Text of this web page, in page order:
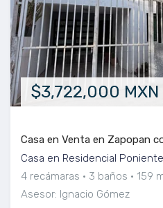
$3,722,000 MXN
Casa en Venta en Zapopan
Casa en Residencial
4 recámaras
3 baños
159
Asesor: Ignacio Gómez